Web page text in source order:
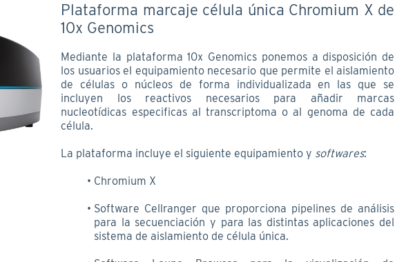
Plataforma marcaje célula única Chromium X de
10x Genomics
Mediante la plataforma 10x Genomics ponemos a disposición de
los usuarios el equipamiento necesario que permite el aislamiento
de células o núcleos de forma individualizada en las que se
incluyen los reactivos necesarios para añadir marcas
nucleotídicas especificas al transcriptoma o al genoma de cada
célula.
La plataforma incluye el siguiente equipamiento y softwares:
Chromium X
Software Cellranger que proporciona pipelines de análisis
para la secuenciación y para las distintas aplicaciones del
sistema de aislamiento de célula única.